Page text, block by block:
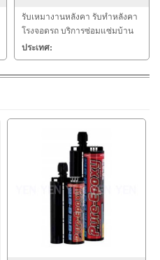
รับเหมางานหลังคา รับทำหลังคา
โรงจอดรถ บริการซ่อมแซ่มบ้าน
อาคาร สำนักงาน โรงงาน โรง
เรือน รับตกแต่งอาคารใหม่ รับติด
ตั้งระบบไฟฟ้า ระบบประปา ระบบ
ประเทศ: